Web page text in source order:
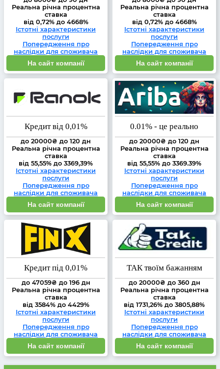
Реальна річна процентна
ставка
від 0,72% до 4668%
Істотні характеристики
послуги
Попередження про
наслідки для споживача
На сайт компанії
Реальна річна процентна
ставка
від 0,72% до 4668%
Істотні характеристики
послуги
Попередження про
наслідки для споживача
На сайт компанії
Кредит від 0,01%
до 20000₴ до 120 дн
Реальна річна процентна
ставка
від 55,55% до 3369,39%
Істотні характеристики
послуги
Попередження про
наслідки для споживача
На сайт компанії
0.01% - це реально
до 20000₴ до 120 дн
Реальна річна процентна
ставка
від 55,55% до 3369.39%
Істотні характеристики
послуги
Попередження про
наслідки для споживача
На сайт компанії
Кредит під 0,01%
до 47059₴ до 196 дн
Реальна річна процентна
ставка
від 3584% до 4429%
Істотні характеристики
послуги
Попередження про
наслідки для споживача
На сайт компанії
ТАК твоїм бажанням
до 20000₴ до 360 дн
Реальна річна процентна
ставка
від 1731,26% до 3805,88%
Істотні характеристики
послуги
Попередження про
наслідки для споживача
На сайт компанії